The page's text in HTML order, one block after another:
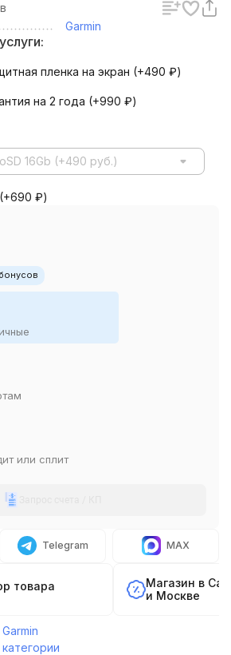
Garmin
пленка на экран (+490 ₽)
на 2 года (+990 ₽)
16Gb (+490 руб.)
690 ₽)
бонусов
или сплит
Telegram MAX
товара
Магазин в
и Москве